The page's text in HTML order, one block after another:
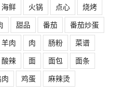
海鲜 火锅 点心
烧烤
甜品 番茄
番茄炒蛋
羊肉 肉 肠粉
菜谱
酸辣 面 面包
面条
鸡蛋 麻辣烫